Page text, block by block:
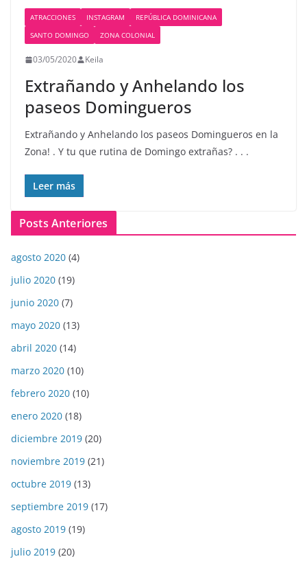
ATRACCIONES INSTAGRAM
REPÚBLICA DOMINICANA
SANTO DOMINGO
ZONA COLONIAL
03/05/2020 Keila
Extrañando y Anhelando los
paseos Domingueros
Extrañando y Anhelando los paseos Domingueros en la
Zona! . Y tu que rutina de Domingo extrañas? . . .
Leer más
Posts Anteriores
agosto 2020 (4)
julio 2020 (19)
junio 2020 (7)
mayo 2020 (13)
abril 2020 (14)
marzo 2020 (10)
febrero 2020 (10)
enero 2020 (18)
diciembre 2019 (20)
noviembre 2019 (21)
octubre 2019 (13)
septiembre 2019 (17)
agosto 2019 (19)
julio 2019 (20)